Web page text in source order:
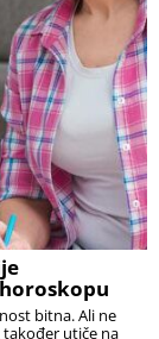
bitna. Ali ne
utiče na